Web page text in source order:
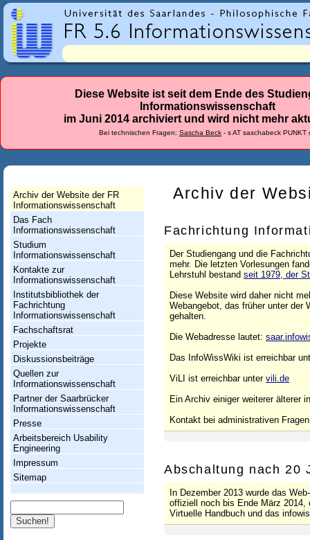
r
l
a
n
-
a
c
h
r
i
c
h
t
u
n
g
I
n
f
o
r
m
a
Diese Website ist seit dem Ende des
Informationswissenschaft
im Juni 2014 archiviert und wird nicht mehr
Bei technischen Fragen: Sascha Beck - s AT saschabeck PUNKT
Archiv der Website der FR
Informationswissenschaft
Das Fach
Informationswissenschaft
Studium
Informationswissenschaft
Kontakte zur
Informationswissenschaft
Institutsbibliothek der
Fachrichtung
Informationswissenschaft
Fachschaftsrat
Projekte
Diskussionsbeiträge
Quellen zur
Informationswissenschaft
Partner der Saarbrücker
Informationswissenschaft
Presse
Arbeitsbereich Usability
Engineering
Impressum
Sitemap
Archiv der
Fachrichtung
Der Studiengang und die
mehr. Die letzten Vorlesungen
Lehrstuhl bestand seit 1979, der
Diese Website wird daher nicht
Webangebot, das früher unter der
gehalten.
Die Webadresse lautet:
Das InfoWissWiki ist erreichbar
ViLI ist erreichbar unter vili.de
Ein Archiv einiger weiterer älterer
Kontakt bei administrativen
Abschaltung nach 20
In Dezember 2013 wurde das
offiziell noch bis Ende März 2014,
Virtuelle Handbuch und das